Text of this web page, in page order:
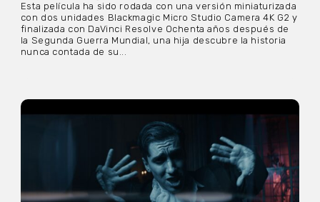
Esta película ha sido rodada con una versión miniaturizada
con dos unidades Blackmagic Micro Studio Camera 4K G2 y
finalizada con DaVinci Resolve Ochenta años después de
la Segunda Guerra Mundial, una hija descubre la historia
nunca contada de su...